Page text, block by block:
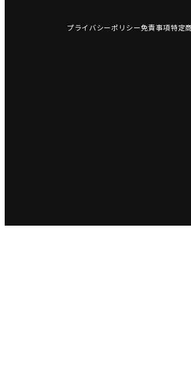
プライバシーポリシー免責事項特定